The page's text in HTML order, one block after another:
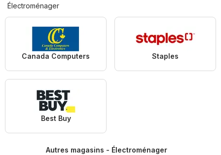
Électroménager
Canada Computers Staples
Best Buy
Autres magasins - Électroménager